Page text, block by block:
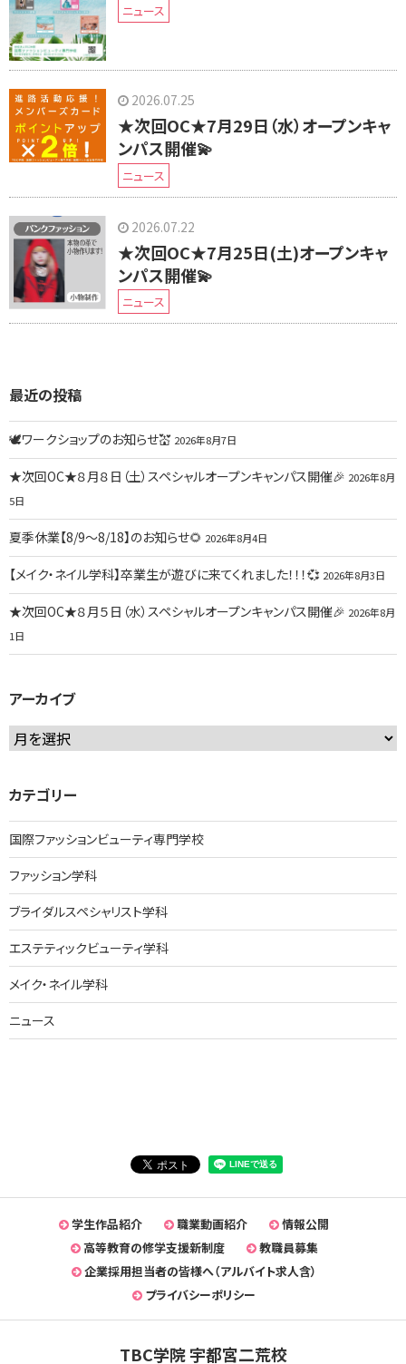
ニュース
2026.07.25
★次回OC★7月29日（水）オープンキャ
ンパス開催💫
ニュース
2026.07.22
★次回OC★7月25日(土)オープンキャ
ンパス開催💫
ニュース
最近の投稿
🕊ワークショップのお知らせ💒 2026年8月7日
★次回OC★８月８日（土）スペシャルオープンキャンパス開催🎉 2026年8月
5日
夏季休業【8/9～8/18】のお知らせ🌻 2026年8月4日
【メイク・ネイル学科】卒業生が遊びに来てくれました！！！💞 2026年8月3日
★次回OC★８月５日（水）スペシャルオープンキャンパス開催🎉 2026年8月
1日
アーカイブ
ア
ー
イ
ブ
カテゴリー
国際ファッションビューティ専門学校
ファッション学科
ブライダルスペシャリスト学科
エステティックビューティ学科
メイク・ネイル学科
ニュース
学生作品紹介 職業動画紹介
情報公開
高等教育の修学支援新制度
教職員募集
企業採用担当者の皆様へ（アルバイト求人含）
プライバシーポリシー
TBC学院 宇都宮二荒校